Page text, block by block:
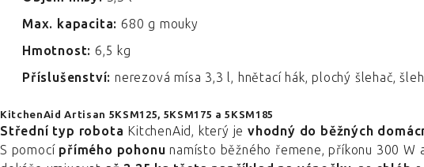
Max. kapacita: 680 g mouky
Hmotnost: 6,5 kg
Příslušenství: nerezová mísa 3,3 l, hnětací hák, plochý šlehač,
KitchenAid Artisan 5KSM125, 5KSM175 a 5KSM185
Střední typ robota KitchenAid, který jevhodný do běžných
S pomocí přímého pohonu namísto běžného řemene, příkonu 300 W